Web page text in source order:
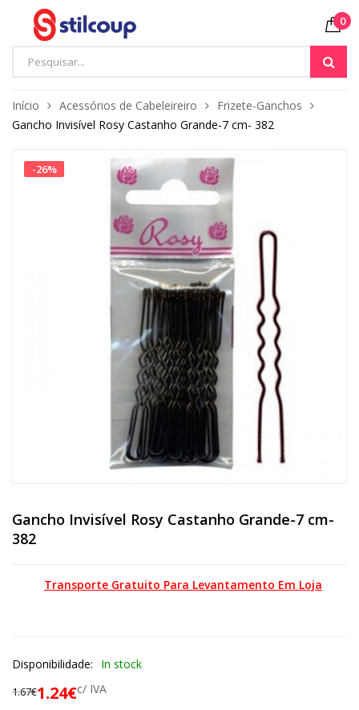
0
Início Acessórios de Cabeleireiro
Frizete-Ganchos
Gancho Invisível Rosy Castanho Grande-7 cm- 382
-26%
Gancho Invisível Rosy Castanho Grande-7 cm-
382
Transporte Gratuito Para Levantamento Em Loja
Disponibilidade: In stock
1.67€1.24€c/ IVA